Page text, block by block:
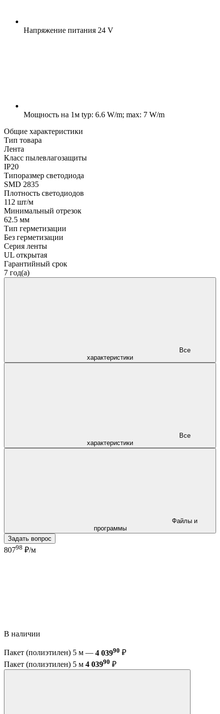
Напряжение питания 24 V
Мощность на 1м typ: 6.6 W/m; max: 7 W/m
Общие характеристики
Тип товара
Лента
Класс пылевлагозащиты
IP20
Типоразмер светодиода
SMD 2835
Плотность светодиодов
112 шт/м
Минимальный отрезок
62.5 мм
Тип герметизации
Без герметизации
Серия ленты
UL открытая
Гарантийный срок
7 год(а)
характеристики
характеристики
программы
Задать вопрос
80798 ₽/м
В наличии
Пакет (полиэтилен) 5 м — 4 03990 ₽
Пакет (полиэтилен) 5 м 4 03990 ₽